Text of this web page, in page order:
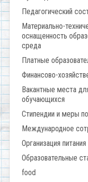
Педагогический
Материально-
оснащенность
среда
Платные
Финансово-
Вакантные места
обучающихся
Стипендии и меры
Международное
Организация
Образовательные
food